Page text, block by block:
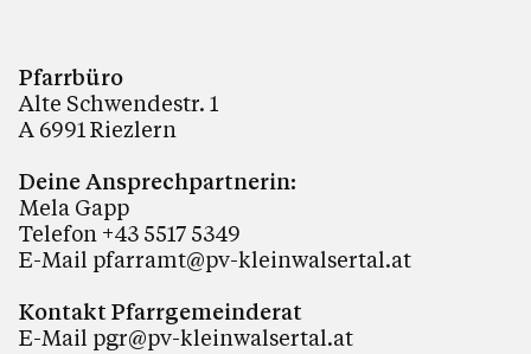
Pfarrbüro
Alte Schwendestr. 1
A 6991 Riezlern
Deine Ansprechpartnerin:
Mela Gapp
Telefon +43 5517 5349
E-Mail pfarramt@pv-kleinwalsertal.at
Kontakt Pfarrgemeinderat
E-Mail pgr@pv-kleinwalsertal.at